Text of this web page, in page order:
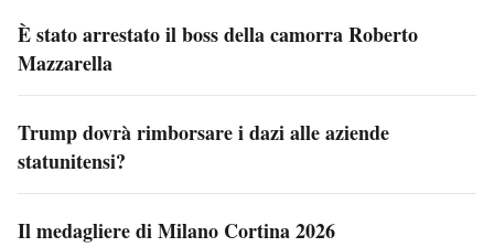
È stato arrestato il boss della camorra Roberto
Mazzarella
Trump dovrà rimborsare i dazi alle aziende
statunitensi?
Il medagliere di Milano Cortina 2026